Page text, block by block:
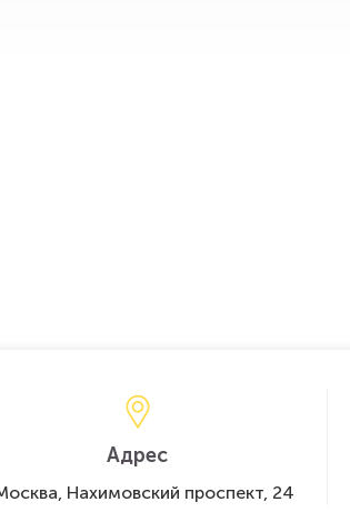
карту
Адрес
Нахимовский проспект, 24